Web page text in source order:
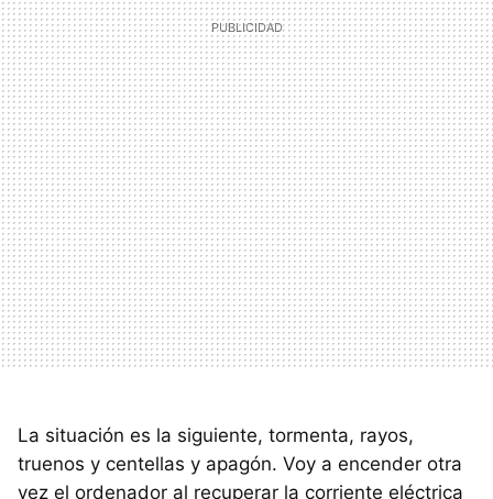
La situación es la siguiente, tormenta, rayos,
truenos y centellas y apagón. Voy a encender otra
vez el ordenador al recuperar la corriente eléctrica